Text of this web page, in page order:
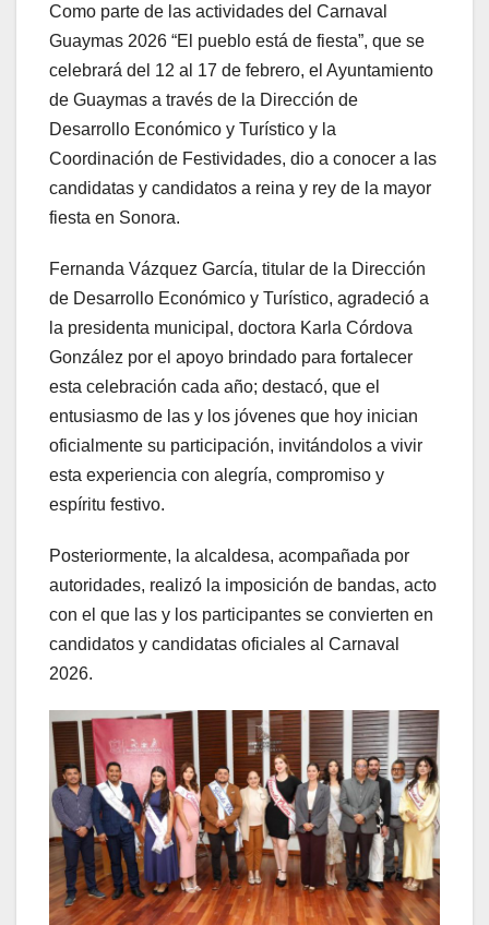
Como parte de las actividades del Carnaval
Guaymas 2026 “El pueblo está de fiesta”, que se
celebrará del 12 al 17 de febrero, el Ayuntamiento
de Guaymas a través de la Dirección de
Desarrollo Económico y Turístico y la
Coordinación de Festividades, dio a conocer a las
candidatas y candidatos a reina y rey de la mayor
fiesta en Sonora.
Fernanda Vázquez García, titular de la Dirección
de Desarrollo Económico y Turístico, agradeció a
la presidenta municipal, doctora Karla Córdova
González por el apoyo brindado para fortalecer
esta celebración cada año; destacó, que el
entusiasmo de las y los jóvenes que hoy inician
oficialmente su participación, invitándolos a vivir
esta experiencia con alegría, compromiso y
espíritu festivo.
Posteriormente, la alcaldesa, acompañada por
autoridades, realizó la imposición de bandas, acto
con el que las y los participantes se convierten en
candidatos y candidatas oficiales al Carnaval
2026.